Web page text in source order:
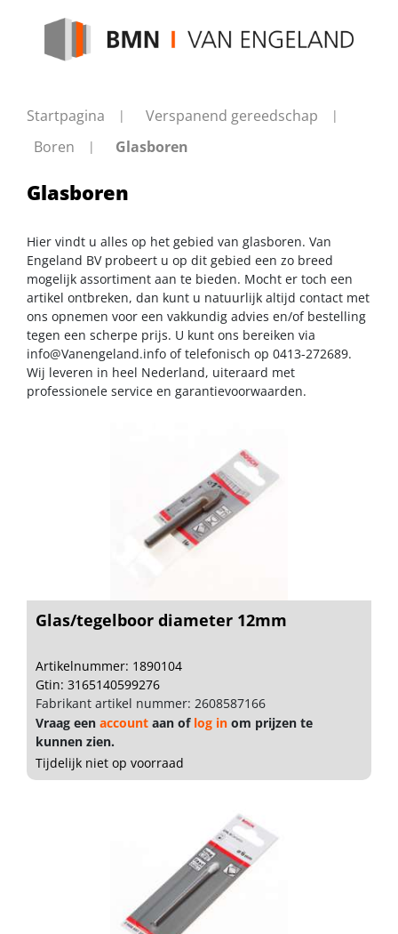
Startpagina
Verspanend gereedschap
Boren
Glasboren
Glasboren
Hier vindt u alles op het gebied van glasboren. Van
Engeland BV probeert u op dit gebied een zo breed
mogelijk assortiment aan te bieden. Mocht er toch een
artikel ontbreken, dan kunt u natuurlijk altijd contact met
ons opnemen voor een vakkundig advies en/of bestelling
tegen een scherpe prijs. U kunt ons bereiken via
info@Vanengeland.info of telefonisch op 0413-272689.
Wij leveren in heel Nederland, uiteraard met
professionele service en garantievoorwaarden.
Glas/tegelboor diameter 12mm
Artikelnummer: 1890104
Gtin: 3165140599276
Fabrikant artikel nummer: 2608587166
Vraag een account aan of log in om prijzen te
kunnen zien.
Tijdelijk niet op voorraad